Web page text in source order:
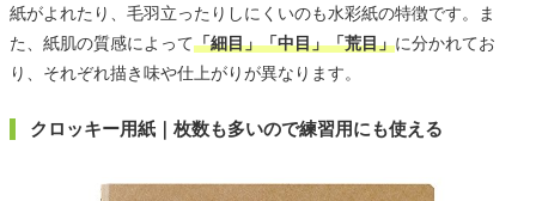
紙がよれたり、毛羽立ったりしにくいのも水彩紙の特徴です。ま
た、紙肌の質感によって「細目」「中目」「荒目」に分かれてお
り、それぞれ描き味や仕上がりが異なります。
クロッキー用紙｜枚数も多いので練習用にも使える